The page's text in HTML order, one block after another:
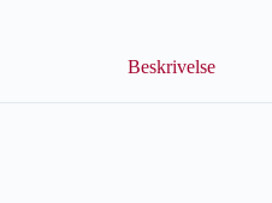
Beskrivelse